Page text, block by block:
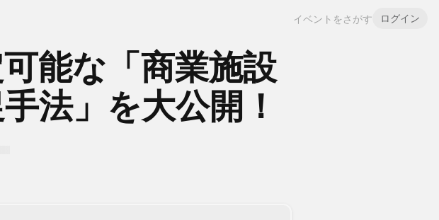
イベントをさがす ログイン
能な「商業施設
法」を大公開！